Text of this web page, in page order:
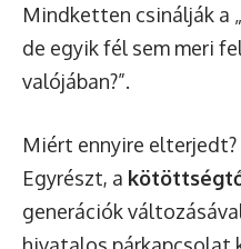
Mindketten csinálják a
de egyik fél sem meri
valójában?”.
Miért ennyire elterjedt?
Egyrészt, a
generációk